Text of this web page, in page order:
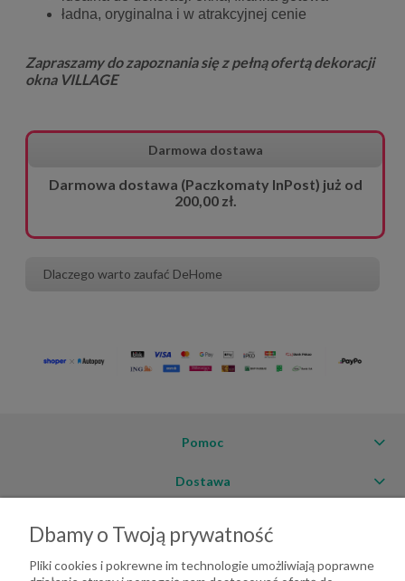
ładna, oryginalna i w atrakcyjnej cenie
Zapraszamy do zapoznania się z pełną ofertą dekoracji
okna VILLAGE
Darmowa dostawa
Darmowa dostawa (Paczkomaty InPost) już od
200,00 zł.
Dlaczego warto zaufać DeHome
Pomoc
Dostawa
O firmie
Dbamy o Twoją prywatność
Pliki cookies i pokrewne im technologie umożliwiają poprawne